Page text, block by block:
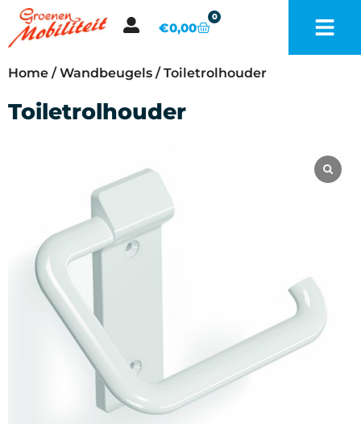
€0,00
0
Home /Wandbeugels / Toiletrolhouder
Toiletrolhouder